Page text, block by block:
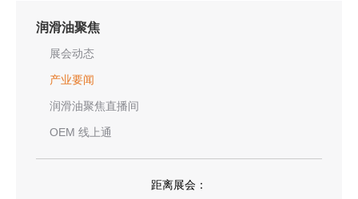
润滑油聚焦
展会动态
产业要闻
润滑油聚焦直播间
OEM 线上通
距离展会：